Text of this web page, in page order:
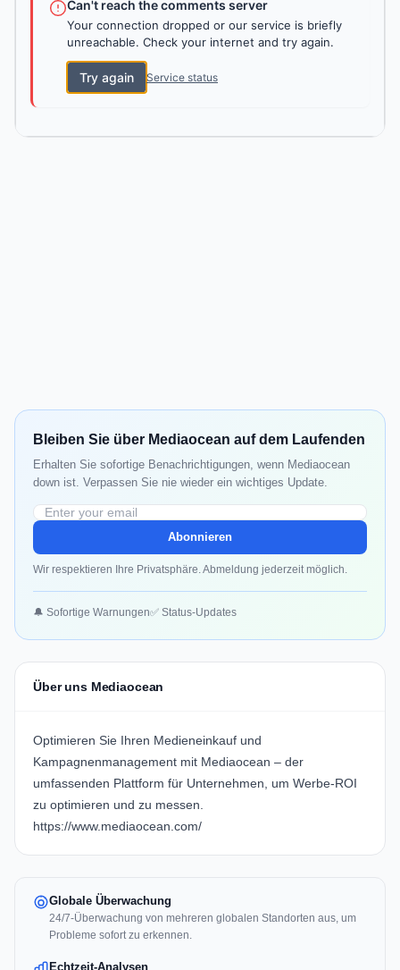
Can't reach the comments server
Your connection dropped or our service is briefly
unreachable. Check your internet and try again.
Try again Service status
Bleiben Sie über Mediaocean auf dem Laufenden
Erhalten Sie sofortige Benachrichtigungen, wenn Mediaocean
down ist. Verpassen Sie nie wieder ein wichtiges Update.
Abonnieren
Wir respektieren Ihre Privatsphäre. Abmeldung jederzeit möglich.
🔔 Sofortige Warnungen✅ Status-Updates
Über uns Mediaocean
Optimieren Sie Ihren Medieneinkauf und
Kampagnenmanagement mit Mediaocean – der
umfassenden Plattform für Unternehmen, um Werbe-ROI
zu optimieren und zu messen.
https://www.mediaocean.com/
Globale Überwachung
24/7-Überwachung von mehreren globalen Standorten aus, um
Probleme sofort zu erkennen.
Echtzeit-Analysen